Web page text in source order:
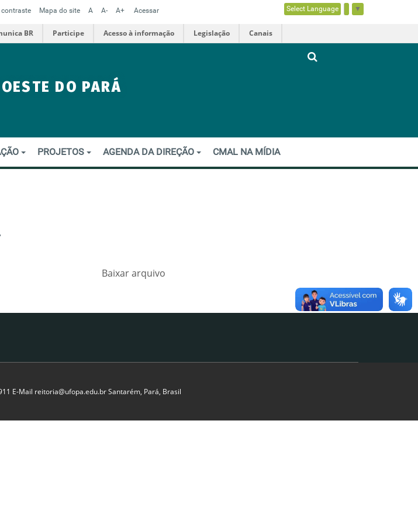
Mapa do site A A- A+ Acessar Select Language ▼
BR Participe Acesso à informação Legislação Canais
DO PARÁ
PROJETOS AGENDA DA DIREÇÃO CMAL NA MÍDIA
Baixar arquivo
E-Mail reitoria@ufopa.edu.br Santarém, Pará, Brasil